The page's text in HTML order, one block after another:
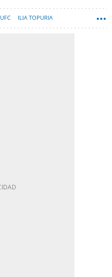
UFC ILIA TOPURIA